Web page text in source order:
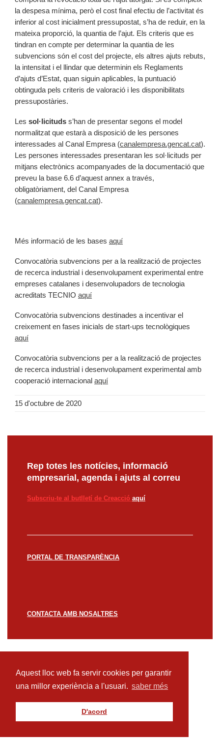
Aquest lloc web fa servir cookies per garantir
una millor experiència a l'usuari. saber més
D'acord
la despesa mínima, però el cost final efectiu de l’activitat és
inferior al cost inicialment pressupostat, s’ha de reduir, en la
mateixa proporció, la quantia de l’ajut. Els criteris que es
tindran en compte per determinar la quantia de les
subvencions són el cost del projecte, els altres ajuts rebuts,
la intensitat i el llindar que determinin els Reglaments
d’ajuts d’Estat, quan siguin aplicables, la puntuació
obtinguda pels criteris de valoració i les disponibilitats
pressupostàries.
Les sol·licituds s’han de presentar segons el model
normalitzat que estarà a disposició de les persones
interessades al Canal Empresa (canalempresa.gencat.cat).
Les persones interessades presentaran les sol·licituds per
mitjans electrònics acompanyades de la documentació que
preveu la base 6.6 d’aquest annex a través,
obligatòriament, del Canal Empresa
(canalempresa.gencat.cat).
Més informació de les bases aquí
Convocatòria subvencions per a la realització de projectes
de recerca industrial i desenvolupament experimental entre
empreses catalanes i desenvolupadors de tecnologia
acreditats TECNIO aquí
Convocatòria subvencions destinades a incentivar el
creixement en fases inicials de start-ups tecnològiques
aquí
Convocatòria subvencions per a la realització de projectes
de recerca industrial i desenvolupament experimental amb
cooperació internacional aquí
15 d'octubre de 2020
Rep totes les notícies, informació
empresarial, agenda i ajuts al correu
Subscriu-te al butlletí de Creacció aquí
PORTAL DE TRANSPARÈNCIA
CONTACTA AMB NOSALTRES